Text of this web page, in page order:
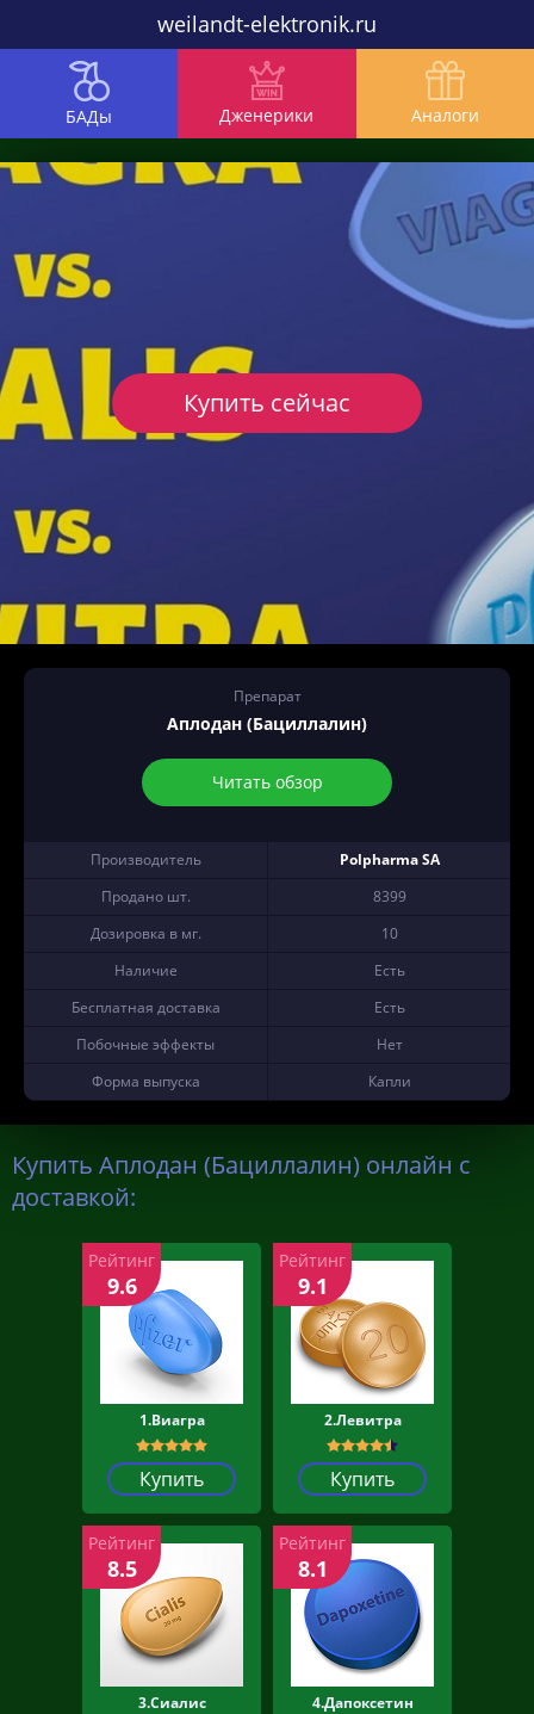
weilandt-elektronik.ru
БАДы Дженерики Аналоги
Препарат
Аплодан (Бациллалин)
Читать обзор
Производитель
Polpharma SA
Продано шт.
8399
Дозировка в мг.
10
Наличие
Есть
Бесплатная доставка
Есть
Побочные эффекты
Нет
Форма выпуска
Капли
Купить сейчас
Купить Аплодан (Бациллалин) онлайн с
доставкой:
1.Виагра
Купить
Рейтинг
9.6
2.Левитра
Купить
Рейтинг
9.1
3.Сиалис
Рейтинг
8.5
4.Дапоксетин
Рейтинг
8.1